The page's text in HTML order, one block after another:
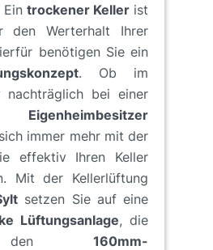
Ein trockener Keller ist
den Werterhalt Ihrer
benötigen Sie ein
. Ob im
nachträglich bei einer
Eigenheimbesitzer
immer mehr mit der
effektiv Ihren Keller
Mit der Kellerlüftung
setzen Sie auf eine
Lüftungsanlage, die
den 160mm-